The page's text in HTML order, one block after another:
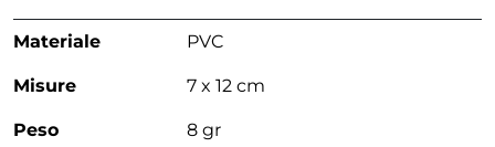
Materiale PVC
Misure 7 x 12 cm
Peso 8 gr